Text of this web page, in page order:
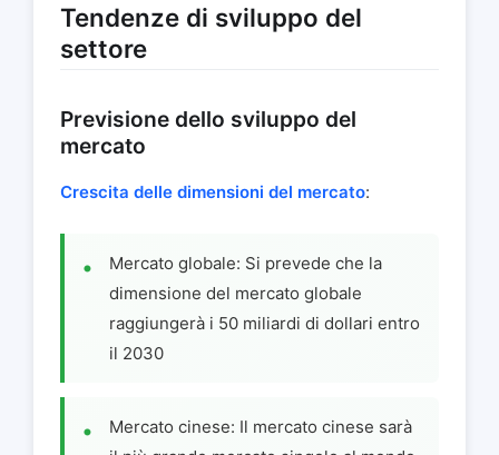
Tendenze di sviluppo del
settore
Previsione dello sviluppo del
mercato
Crescita delle dimensioni del mercato:
Mercato globale: Si prevede che la
dimensione del mercato globale
raggiungerà i 50 miliardi di dollari entro
il 2030
Mercato cinese: Il mercato cinese sarà